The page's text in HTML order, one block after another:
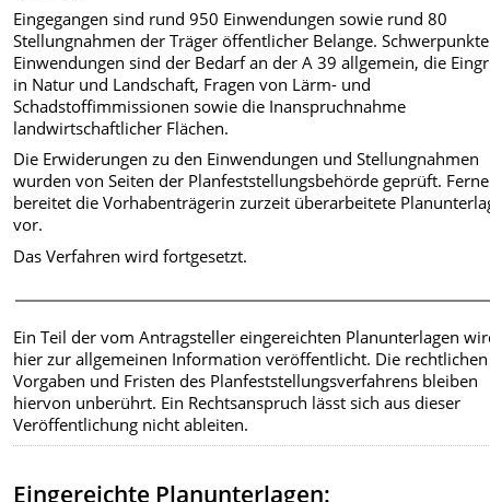
Eingegangen sind rund 950 Einwendungen sowie rund 80
Stellungnahmen der Träger öffentlicher Belange.
Einwendungen sind der Bedarf an der A 39 allgemein, die
in Natur und Landschaft, Fragen von Lärm- und
Schadstoffimmissionen sowie die Inanspruchnahme
landwirtschaftlicher Flächen.
Die Erwiderungen zu den Einwendungen und Stellungnahmen
wurden von Seiten der Planfeststellungsbehörde geprüft.
bereitet die Vorhabenträgerin zurzeit überarbeitete
vor.
Das Verfahren wird fortgesetzt.
Ein Teil der vom Antragsteller eingereichten Planunterlagen
hier zur allgemeinen Information veröffentlicht. Die rechtlichen
Vorgaben und Fristen des Planfeststellungsverfahrens bleiben
hiervon unberührt. Ein Rechtsanspruch lässt sich aus dieser
Veröffentlichung nicht ableiten.
Eingereichte Planunterlagen: